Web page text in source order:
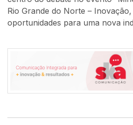
Rio Grande do Norte –
oportunidades para uma nova